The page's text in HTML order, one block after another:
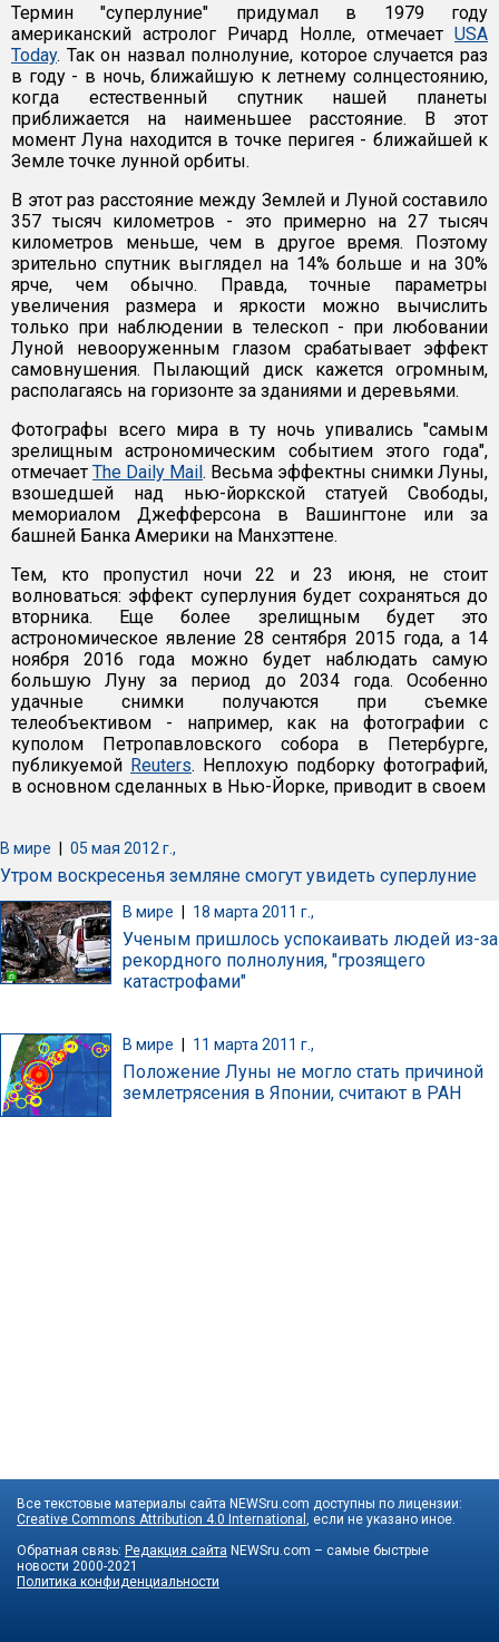
Термин "суперлуние" придумал в 1979 году
американский астролог Ричард Нолле, отмечает USA
Today. Так он назвал полнолуние, которое случается раз
в году - в ночь, ближайшую к летнему солнцестоянию,
когда естественный спутник нашей планеты
приближается на наименьшее расстояние. В этот
момент Луна находится в точке перигея - ближайшей к
Земле точке лунной орбиты.
В этот раз расстояние между Землей и Луной составило
357 тысяч километров - это примерно на 27 тысяч
километров меньше, чем в другое время. Поэтому
зрительно спутник выглядел на 14% больше и на 30%
ярче, чем обычно. Правда, точные параметры
увеличения размера и яркости можно вычислить
только при наблюдении в телескоп - при любовании
Луной невооруженным глазом срабатывает эффект
самовнушения. Пылающий диск кажется огромным,
располагаясь на горизонте за зданиями и деревьями.
Фотографы всего мира в ту ночь упивались "самым
зрелищным астрономическим событием этого года",
отмечает The Daily Mail. Весьма эффектны снимки Луны,
взошедшей над нью-йоркской статуей Свободы,
мемориалом Джефферсона в Вашингтоне или за
башней Банка Америки на Манхэттене.
Тем, кто пропустил ночи 22 и 23 июня, не стоит
волноваться: эффект суперлуния будет сохраняться до
вторника. Еще более зрелищным будет это
астрономическое явление 28 сентября 2015 года, а 14
ноября 2016 года можно будет наблюдать самую
большую Луну за период до 2034 года. Особенно
удачные снимки получаются при съемке
телеобъективом - например, как на фотографии с
куполом Петропавловского собора в Петербурге,
публикуемой Reuters. Неплохую подборку фотографий,
в основном сделанных в Нью-Йорке, приводит в своем
В мире | 05 мая 2012 г.,
Утром воскресенья земляне смогут увидеть суперлуние
В мире 18 марта 2011 г.,
Ученым пришлось успокаивать людей из-за
рекордного полнолуния, "грозящего
катастрофами"
В мире 11 марта 2011 г.,
Положение Луны не могло стать причиной
землетрясения в Японии, считают в РАН
Все текстовые материалы сайта NEWSru.com доступны по лицензии:
Creative Commons Attribution 4.0 International , если не указано иное.
Обратная связь: Редакция сайта NEWSru.com – самые быстрые
новости 2000-2021
Политика конфиденциальности